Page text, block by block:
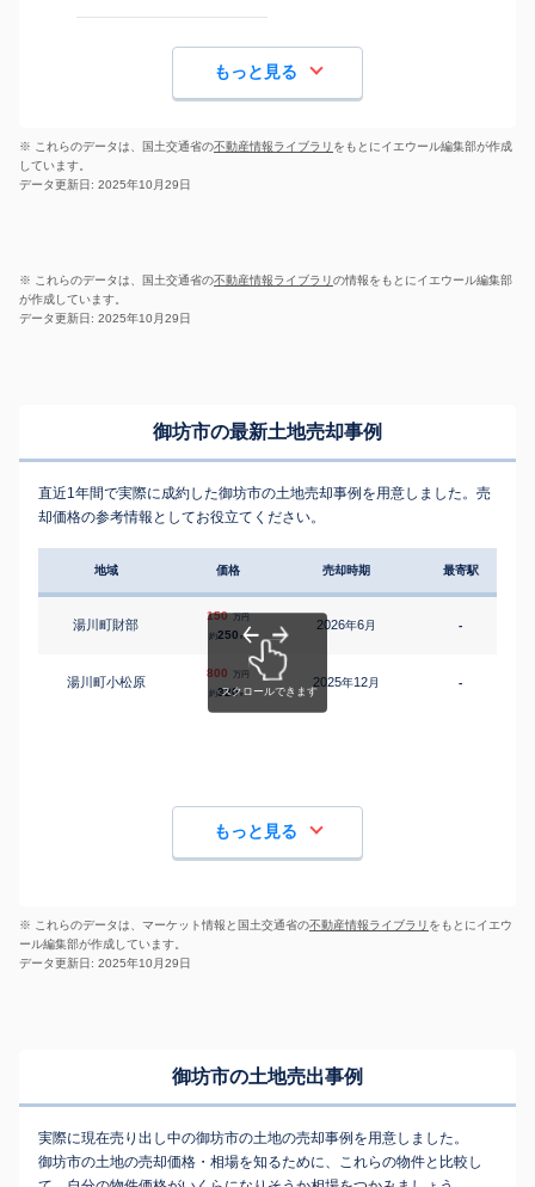
もっと見る
※ これらのデータは、国土交通省の不動産情報ライブラリ をもとにイエウール編集部が作成
しています。
データ更新日: 2025年10月29日
※ これらのデータは、国土交通省の不動産情報ライブラリの情報をもとにイエウール編集部
が作成しています。
データ更新日: 2025年10月29日
御坊市の最新土地売却事例
直近1年間で実際に成約した御坊市の土地売却事例を用意しました。売
却価格の参考情報としてお役立てください。
地域 価格 売却時期 最寄駅
湯川町財部
150 万円
約250 ㎡
2026年6月 -
湯川町小松原
800 万円
約320㎡
2025年12月 -
もっと見る
※ これらのデータは、マーケット情報と国土交通省の不動産情報ライブラリ をもとにイエウ
ール編集部が作成しています。
データ更新日: 2025年10月29日
御坊市の土地売出事例
実際に現在売り出し中の御坊市の土地の売却事例を用意しました。
御坊市の土地の売却価格・相場を知るために、これらの物件と比較し